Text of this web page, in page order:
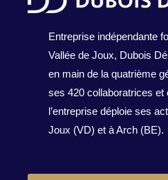
Entreprise indépendante
Vallée de Joux, Dubois
en main de la quatrième
ses 420 collaboratrices et
l’entreprise déploie ses
Joux (VD) et à Arch (BE).